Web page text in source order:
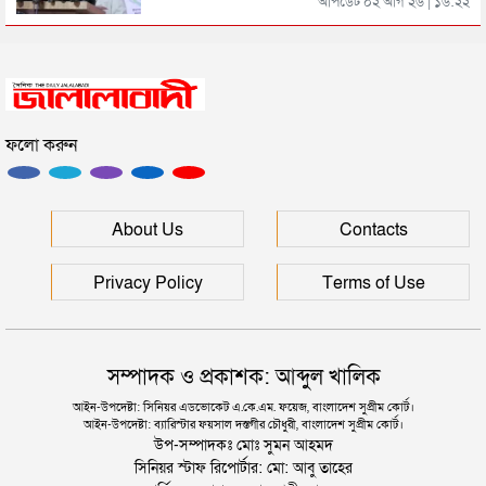
প্রধানমন্ত্রী
সিলেটে আরও দুইজনের মৃত্যু, হাসপাতালে ৩ শতাধিক
ফলো করুন
About Us Contacts
Privacy Policy Terms of Use
সম্পাদক ও প্রকাশক: আব্দুল খালিক
আইন-উপদেষ্টা: সিনিয়র এডভোকেট এ.কে.এম. ফয়েজ, বাংলাদেশ সুপ্রীম কোর্ট।
আইন-উপদেষ্টা: ব্যারিস্টার ফয়সাল দস্তগীর চৌধুরী, বাংলাদেশ সুপ্রীম কোর্ট।
উপ-সম্পাদকঃ মোঃ সুমন আহমদ
সিনিয়র স্টাফ রিপোর্টার: মো: আবু তাহের